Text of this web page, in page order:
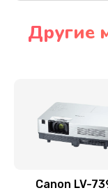
Другие
Canon LV-